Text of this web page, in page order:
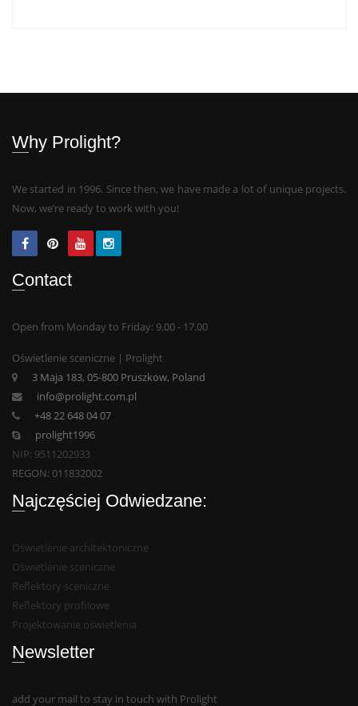
Why Prolight?
We started in 1996. Since then, we have made a lot of unique projects.
Now, we’re ready to work with you!
Contact
Open from Monday to Friday: 9.00 - 17.00
Oświetlenie sceniczne | Prolight
3 Maja 183, 05-800 Pruszkow, Poland
info@prolight.com.pl
+48 22 648 04 07
prolight1996
NIP: 9511202933
REGON: 011832002
Najczęściej Odwiedzane:
Oświetlenie architektoniczne
Oświetlenie sceniczne
Reflektory sceniczne
Reflektory profilowe
Projektowanie oświetlenia
Newsletter
add your mail to stay in touch with Prolight